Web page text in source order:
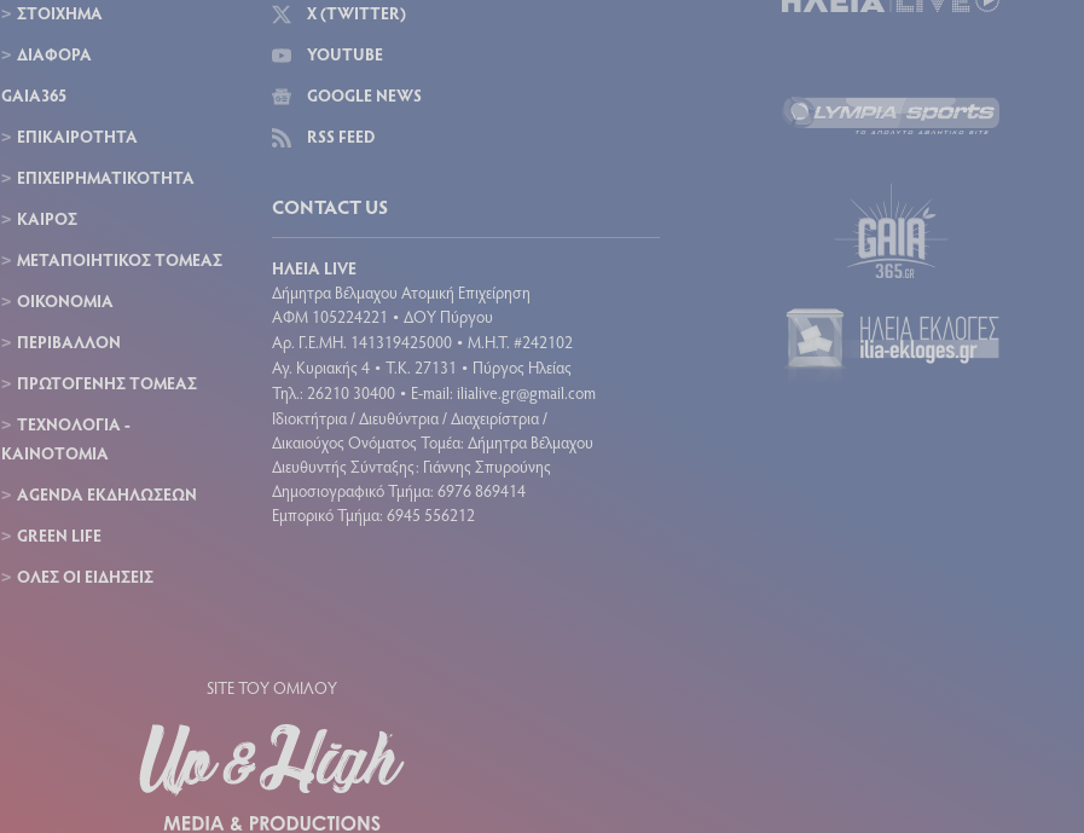
ΣΤΟΙΧΗΜΑ
ΔΙΑΦΟΡΑ
GAIA365
ΕΠΙΚΑΙΡΟΤΗΤΑ
ΕΠΙΧΕΙΡΗΜΑΤΙΚΟΤΗΤΑ
ΚΑΙΡΟΣ
ΜΕΤΑΠΟΙΗΤΙΚΟΣ ΤΟΜΕΑΣ
ΟΙΚΟΝΟΜΙΑ
ΠΕΡΙΒΑΛΛΟΝ
ΠΡΩΤΟΓΕΝΗΣ ΤΟΜΕΑΣ
ΤΕΧΝΟΛΟΓΙΑ -
ΚΑΙΝΟΤΟΜΙΑ
AGENDA ΕΚΔΗΛΩΣΕΩΝ
GREEN LIFE
ΟΛΕΣ ΟΙ ΕΙΔΗΣΕΙΣ
X (TWITTER)
YOUTUBE
GOOGLE NEWS
RSS FEED
CONTACT US
ΗΛΕΙΑ LIVE
Δήμητρα Βέλμαχου Ατομική Επιχείρηση
ΑΦΜ 105224221 • ΔΟΥ Πύργου
Aρ. Γ.Ε.ΜΗ. 141319425000 • Μ.Η.Τ. #242102
Αγ. Κυριακής 4 • Τ.Κ. 27131 • Πύργος Ηλείας
Τηλ.: 26210 30400 • E-mail: ilialive.gr@gmail.com
Ιδιοκτήτρια / Διευθύντρια / Διαχειρίστρια /
Δικαιούχος Ονόματος Τομέα: Δήμητρα Βέλμαχου
Διευθυντής Σύνταξης: Γιάννης Σπυρούνης
Δημοσιογραφικό Τμήμα: 6976 869414
Εμπορικό Τμήμα: 6945 556212
SITE ΤΟΥ ΟΜΙΛΟΥ